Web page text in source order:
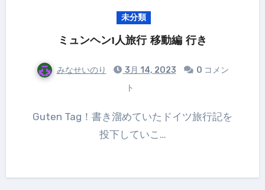
未分類
ミュンヘン1人旅行 移動編 行き
みなせいのり 3月 14, 2023
0 コメン
ト
Guten Tag！書き溜めていたドイツ旅行記を
投下していこ…